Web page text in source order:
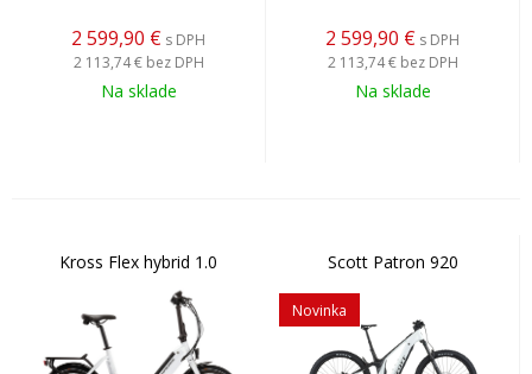
2 599,90 € s DPH
2 113,74 € bez DPH
Na sklade
2 599,90 € s DPH
2 113,74 € bez DPH
Na sklade
Kross Flex hybrid 1.0 Scott Patron 920
Novinka